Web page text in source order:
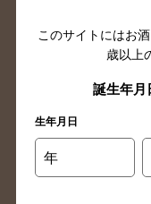
埼玉県の
大阪府のバ
このサイトにはお
歳以上
誕生年月
生年月日
年